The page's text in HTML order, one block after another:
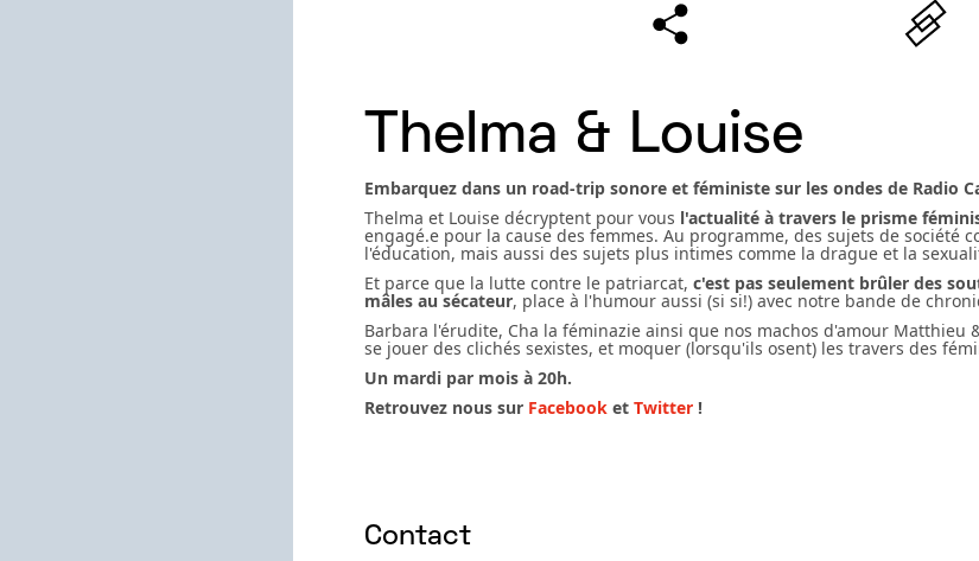
Thelma & Louise
Embarquez dans un road-trip sonore et féministe sur les ondes de Radio
Thelma et Louise décryptent pour vous l'actualité à travers le prisme
engagé.e pour la cause des femmes. Au programme, des sujets de société
l'éducation, mais aussi des sujets plus intimes comme la drague et la
Et parce que la lutte contre le patriarcat, c'est pas seulement brûler des
mâles au sécateur, place à l'humour aussi (si si!) avec notre bande de
Barbara l'érudite, Cha la féminazie ainsi que nos machos d'amour Matthieu
se jouer des clichés sexistes, et moquer (lorsqu'ils osent) les travers des
Un mardi par mois à 20h.
Retrouvez nous sur Facebook et Twitter !
Contact